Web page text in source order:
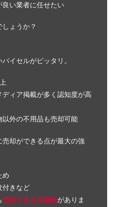
良い業者に任せたい
ょうか？
イセルがピッタリ。
ディア掲載が多く認知度が高
以外の不用品も売却可能
却ができる点が最大の強
め
付きなど
売却できる可能性がありま